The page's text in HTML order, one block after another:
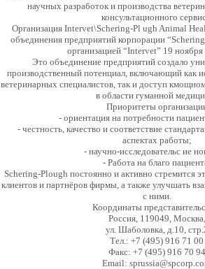
научных разработок и производства
консультационного
Организация Intervet\Schering-Pl ugh Animal
объединения предприятий корпорации
организацией “Intervet” 19
Это объединение предприятий создало
производственный потенциал, включающий как
ветеринарных специалистов, так и доступ
в области гуманной
Приоритеты
- ориентация на потребности
- честность, качество и соответствие
аспектах работы;
- научно-исследовательс ие
- Работа на благо
Schering-Plough постоянно и активно стремится
клиентов и партнёров фирмы, а также улучшать
с ними.
Координаты
Россия, 119049, Москва,
ул. Шаболовка, д.10,
Тел.: +7 (495) 916 71 00
Факс: +7 (495) 916 70 94
Email: